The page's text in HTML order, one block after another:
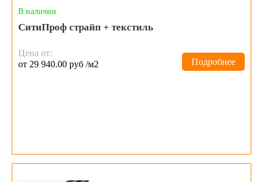
В наличии
СитиПроф страйп + текстиль
Цена от:
от 29 940.00 руб /м2
Подробнее